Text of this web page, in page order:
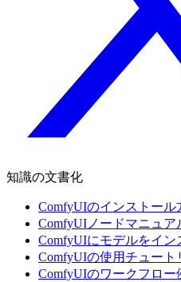
知識の文書化
ComfyUIのインストール
ComfyUIノードマニュア
ComfyUIにモデルをイ
ComfyUIの使用チュート
ComfyUIのワークフロー